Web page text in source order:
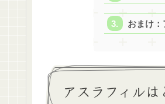
おまけ
アスラフィル